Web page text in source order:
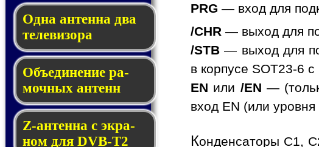
Одна антенна два
теле­ви­зора
Объединение ра­
моч­ных ан­тенн
Z-антенна с эк­ра­
ном для DVB-T2
PRG — вход для
/CHR — выход для
/STB — выход для
в корпусе SOT23-6
EN или /EN —
вход EN (или
Конденсаторы C1,